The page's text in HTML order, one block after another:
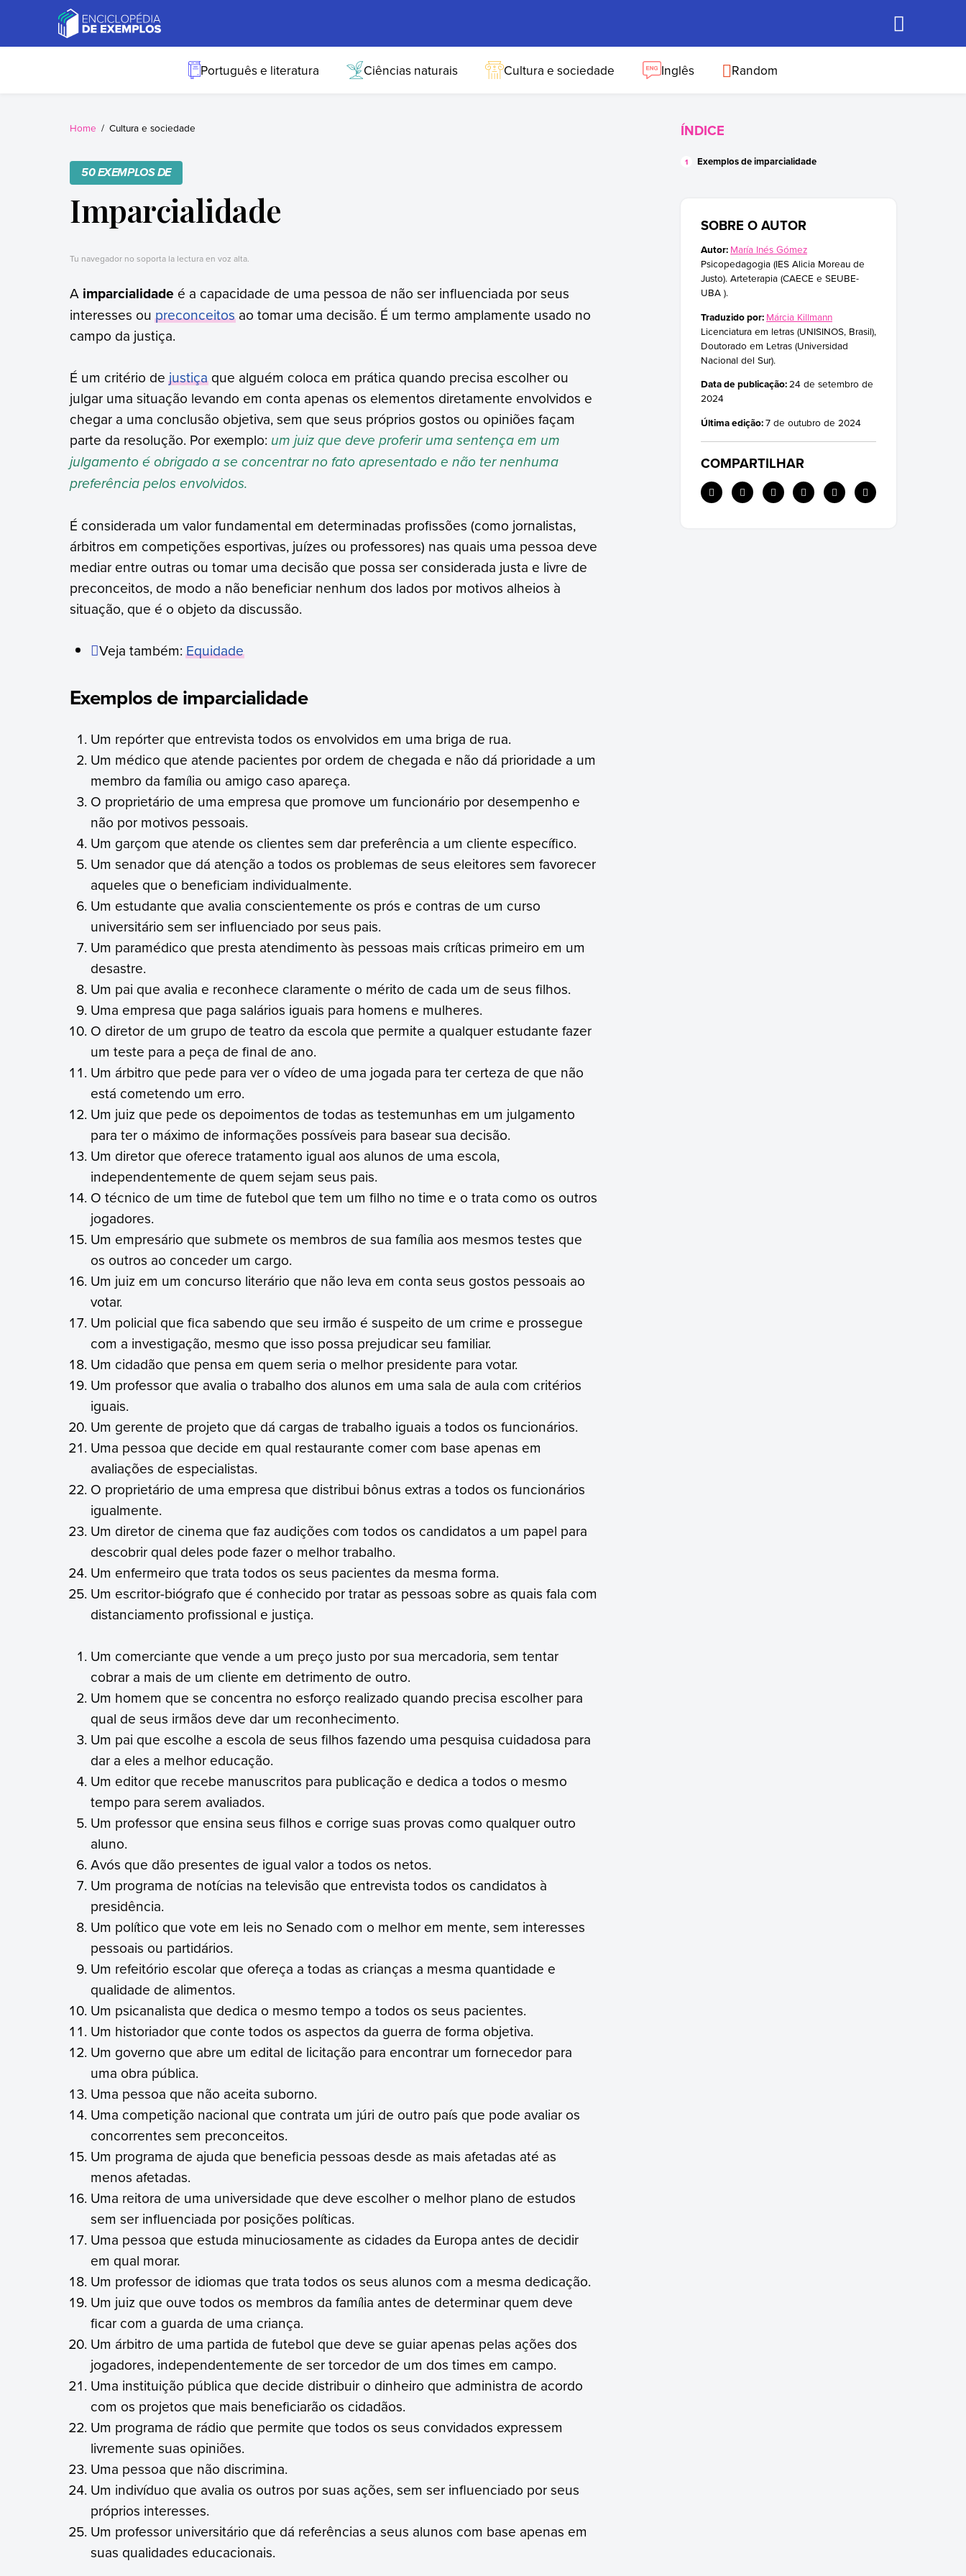
Exemplos
Precisa de
Português e literatura Ciências naturais Cultura e sociedade Inglês Random
Home Cultura e sociedade
50 EXEMPLOS DE
Imparcialidade
Tu navegador no soporta la lectura en voz alta.
Aimparcialidade é a capacidade de uma pessoa de não ser influenciada por seus
interesses oupreconceitosao tomar uma decisão. É um termo amplamente usado no
campo da justiça.
É um critério dejustiçaque alguém coloca em prática quando precisa escolher ou
julgar uma situação levando em conta apenas os elementos diretamente envolvidos e
chegar a uma conclusão objetiva, sem que seus próprios gostos ou opiniões façam
parte da resolução. Por exemplo: um juiz que deve proferir uma sentença em um
julgamento é obrigado a se concentrar no fato apresentado e não ter nenhuma
preferência pelos envolvidos.
É considerada um valor fundamental em determinadas profissões (como jornalistas,
árbitros em competições esportivas, juízes ou professores) nas quais uma pessoa deve
mediar entre outras ou tomar uma decisão que possa ser considerada justa e livre de
preconceitos, de modo a não beneficiar nenhum dos lados por motivos alheios à
situação, que é o objeto da discussão.
Veja também:Equidade
Exemplos de imparcialidade
Um repórter que entrevista todos os envolvidos em uma briga de rua.
Um médico que atende pacientes por ordem de chegada e não dá prioridade a um
membro da família ou amigo caso apareça.
O proprietário de uma empresa que promove um funcionário por desempenho e
não por motivos pessoais.
Um garçom que atende os clientes sem dar preferência a um cliente específico.
Um senador que dá atenção a todos os problemas de seus eleitores sem favorecer
aqueles que o beneficiam individualmente.
Um estudante que avalia conscientemente os prós e contras de um curso
universitário sem ser influenciado por seus pais.
Um paramédico que presta atendimento às pessoas mais críticas primeiro em um
desastre.
Um pai que avalia e reconhece claramente o mérito de cada um de seus filhos.
Uma empresa que paga salários iguais para homens e mulheres.
O diretor de um grupo de teatro da escola que permite a qualquer estudante fazer
um teste para a peça de final de ano.
Um árbitro que pede para ver o vídeo de uma jogada para ter certeza de que não
está cometendo um erro.
Um juiz que pede os depoimentos de todas as testemunhas em um julgamento
para ter o máximo de informações possíveis para basear sua decisão.
Um diretor que oferece tratamento igual aos alunos de uma escola,
independentemente de quem sejam seus pais.
O técnico de um time de futebol que tem um filho no time e o trata como os outros
jogadores.
Um empresário que submete os membros de sua família aos mesmos testes que
os outros ao conceder um cargo.
Um juiz em um concurso literário que não leva em conta seus gostos pessoais ao
votar.
Um policial que fica sabendo que seu irmão é suspeito de um crime e prossegue
com a investigação, mesmo que isso possa prejudicar seu familiar.
Um cidadão que pensa em quem seria o melhor presidente para votar.
Um professor que avalia o trabalho dos alunos em uma sala de aula com critérios
iguais.
Um gerente de projeto que dá cargas de trabalho iguais a todos os funcionários.
Uma pessoa que decide em qual restaurante comer com base apenas em
avaliações de especialistas.
O proprietário de uma empresa que distribui bônus extras a todos os funcionários
igualmente.
Um diretor de cinema que faz audições com todos os candidatos a um papel para
descobrir qual deles pode fazer o melhor trabalho.
Um enfermeiro que trata todos os seus pacientes da mesma forma.
Um escritor-biógrafo que é conhecido por tratar as pessoas sobre as quais fala com
distanciamento profissional e justiça.
Um comerciante que vende a um preço justo por sua mercadoria, sem tentar
cobrar a mais de um cliente em detrimento de outro.
Um homem que se concentra no esforço realizado quando precisa escolher para
qual de seus irmãos deve dar um reconhecimento.
Um pai que escolhe a escola de seus filhos fazendo uma pesquisa cuidadosa para
dar a eles a melhor educação.
Um editor que recebe manuscritos para publicação e dedica a todos o mesmo
tempo para serem avaliados.
Um professor que ensina seus filhos e corrige suas provas como qualquer outro
aluno.
Avós que dão presentes de igual valor a todos os netos.
Um programa de notícias na televisão que entrevista todos os candidatos à
presidência.
Um político que vote em leis no Senado com o melhor em mente, sem interesses
pessoais ou partidários.
Um refeitório escolar que ofereça a todas as crianças a mesma quantidade e
qualidade de alimentos.
Um psicanalista que dedica o mesmo tempo a todos os seus pacientes.
Um historiador que conte todos os aspectos da guerra de forma objetiva.
Um governo que abre um edital de licitação para encontrar um fornecedor para
uma obra pública.
Uma pessoa que não aceita suborno.
Uma competição nacional que contrata um júri de outro país que pode avaliar os
concorrentes sem preconceitos.
Um programa de ajuda que beneficia pessoas desde as mais afetadas até as
menos afetadas.
Uma reitora de uma universidade que deve escolher o melhor plano de estudos
sem ser influenciada por posições políticas.
Uma pessoa que estuda minuciosamente as cidades da Europa antes de decidir
em qual morar.
Um professor de idiomas que trata todos os seus alunos com a mesma dedicação.
Um juiz que ouve todos os membros da família antes de determinar quem deve
ficar com a guarda de uma criança.
Um árbitro de uma partida de futebol que deve se guiar apenas pelas ações dos
jogadores, independentemente de ser torcedor de um dos times em campo.
Uma instituição pública que decide distribuir o dinheiro que administra de acordo
com os projetos que mais beneficiarão os cidadãos.
Um programa de rádio que permite que todos os seus convidados expressem
livremente suas opiniões.
Uma pessoa que não discrimina.
Um indivíduo que avalia os outros por suas ações, sem ser influenciado por seus
próprios interesses.
Um professor universitário que dá referências a seus alunos com base apenas em
suas qualidades educacionais.
ÍNDICE
Exemplos de imparcialidade
SOBRE O AUTOR
Autor: María Inés Gómez
Psicopedagogia (IES Alicia Moreau de
Justo). Arteterapia (CAECE e SEUBE-
UBA ).
Traduzido por: Márcia Killmann
Licenciatura em letras (UNISINOS, Brasil),
Doutorado em Letras (Universidad
Nacional del Sur).
Data de publicação:24 de setembro de
2024
Última edição:7 de outubro de 2024
COMPARTILHAR